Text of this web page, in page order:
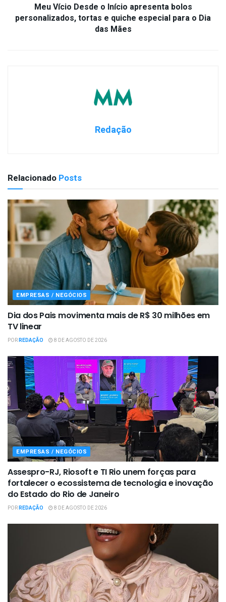
Meu Vício Desde o Início apresenta bolos
personalizados, tortas e quiche especial para o Dia
das Mães
Redação
Relacionado Posts
EMPRESAS / NEGÓCIOS
Dia dos Pais movimenta mais de R$ 30 milhões em
TV linear
PORREDAÇÃO 8 DE AGOSTO DE 2026
EMPRESAS / NEGÓCIOS
Assespro-RJ, Riosoft e TI Rio unem forças para
fortalecer o ecossistema de tecnologia e inovação
do Estado do Rio de Janeiro
PORREDAÇÃO 8 DE AGOSTO DE 2026